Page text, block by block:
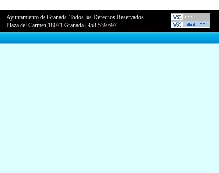
Ayuntamiento de Granada. Todos los Derechos Reservados.
Plaza del Carmen,18071 Granada |958 539 697